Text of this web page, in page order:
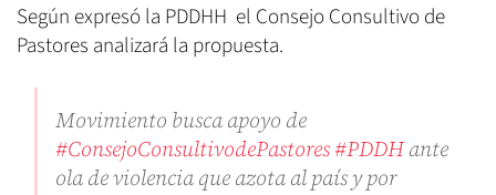
Según expresó la PDDHH el Consejo Consultivo de
Pastores analizará la propuesta.
Movimiento busca apoyo de
#ConsejoConsultivodePastores#PDDHante
ola de violencia que azota al país y por